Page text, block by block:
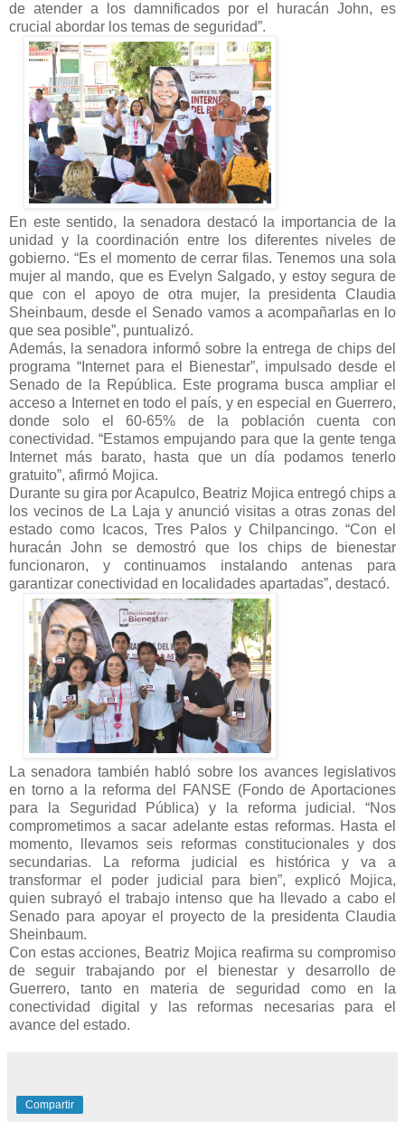
de atender a los damnificados por el huracán John, es
crucial abordar los temas de seguridad”.
En este sentido, la senadora destacó la importancia de la
unidad y la coordinación entre los diferentes niveles de
gobierno. “Es el momento de cerrar filas. Tenemos una sola
mujer al mando, que es Evelyn Salgado, y estoy segura de
que con el apoyo de otra mujer, la presidenta Claudia
Sheinbaum, desde el Senado vamos a acompañarlas en lo
que sea posible”, puntualizó.
Además, la senadora informó sobre la entrega de chips del
programa “Internet para el Bienestar”, impulsado desde el
Senado de la República. Este programa busca ampliar el
acceso a Internet en todo el país, y en especial en Guerrero,
donde solo el 60-65% de la población cuenta con
conectividad. “Estamos empujando para que la gente tenga
Internet más barato, hasta que un día podamos tenerlo
gratuito”, afirmó Mojica.
Durante su gira por Acapulco, Beatriz Mojica entregó chips a
los vecinos de La Laja y anunció visitas a otras zonas del
estado como Icacos, Tres Palos y Chilpancingo. “Con el
huracán John se demostró que los chips de bienestar
funcionaron, y continuamos instalando antenas para
garantizar conectividad en localidades apartadas”, destacó.
La senadora también habló sobre los avances legislativos
en torno a la reforma del FANSE (Fondo de Aportaciones
para la Seguridad Pública) y la reforma judicial. “Nos
comprometimos a sacar adelante estas reformas. Hasta el
momento, llevamos seis reformas constitucionales y dos
secundarias. La reforma judicial es histórica y va a
transformar el poder judicial para bien”, explicó Mojica,
quien subrayó el trabajo intenso que ha llevado a cabo el
Senado para apoyar el proyecto de la presidenta Claudia
Sheinbaum.
Con estas acciones, Beatriz Mojica reafirma su compromiso
de seguir trabajando por el bienestar y desarrollo de
Guerrero, tanto en materia de seguridad como en la
conectividad digital y las reformas necesarias para el
avance del estado.
Compartir